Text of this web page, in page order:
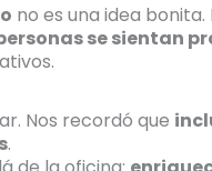
no es una idea
se sientan
Nos recordó que
.